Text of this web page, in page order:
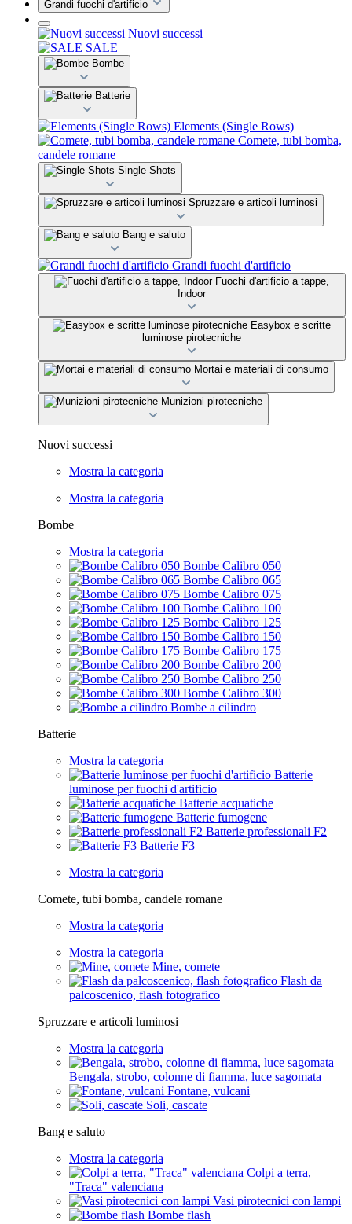
Grandi fuochi d'artificio
Nuovi successi
SALE
Bombe
Batterie
Elements (Single Rows)
Comete, tubi bomba,
candele romane
Single Shots
Spruzzare e articoli luminosi
Bang e saluto
Grandi fuochi d'artificio
Fuochi d'artificio a tappe,
Indoor
Easybox e scritte
luminose pirotecniche
Mortai e materiali di consumo
Munizioni pirotecniche
Nuovi successi
Mostra la categoria
Mostra la categoria
Bombe
Mostra la categoria
Bombe Calibro 050
Bombe Calibro 065
Bombe Calibro 075
Bombe Calibro 100
Bombe Calibro 125
Bombe Calibro 150
Bombe Calibro 175
Bombe Calibro 200
Bombe Calibro 250
Bombe Calibro 300
Bombe a cilindro
Batterie
Mostra la categoria
Batterie
luminose per fuochi d'artificio
Batterie acquatiche
Batterie fumogene
Batterie professionali F2
Batterie F3
Mostra la categoria
Comete, tubi bomba, candele romane
Mostra la categoria
Mostra la categoria
Mine, comete
Flash da
palcoscenico, flash fotografico
Spruzzare e articoli luminosi
Mostra la categoria
Bengala, strobo, colonne di fiamma, luce sagomata
Fontane, vulcani
Soli, cascate
Bang e saluto
Mostra la categoria
Colpi a terra,
"Traca" valenciana
Vasi pirotecnici con lampi
Bombe flash